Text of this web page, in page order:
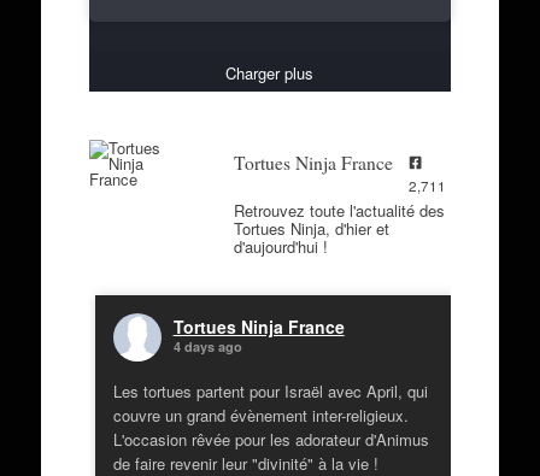
Charger plus
Tortues Ninja France
2,711
Retrouvez toute l'actualité des
Tortues Ninja, d'hier et
d'aujourd'hui !
Tortues Ninja France
4 days ago
Les tortues partent pour Israël avec April, qui
couvre un grand évènement inter-religieux.
L'occasion rêvée pour les adorateur d'Animus
de faire revenir leur "divinité" à la vie !